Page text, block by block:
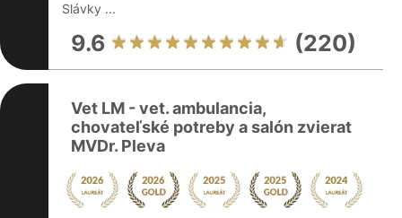
Slávky ...
9.6 (220)
Vet LM - vet. ambulancia,
chovateľské potreby a salón zvierat
MVDr. Pleva